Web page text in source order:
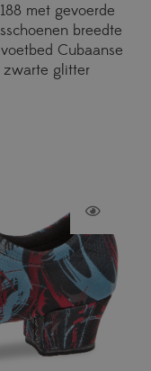
met gevoerde
breedte
Cubaanse
zwarte glitter